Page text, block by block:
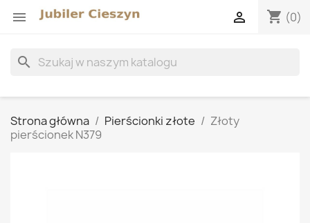
 shopping_cart (0)

search
Strona główna Pierścionki złote
Złoty
pierścionek N379